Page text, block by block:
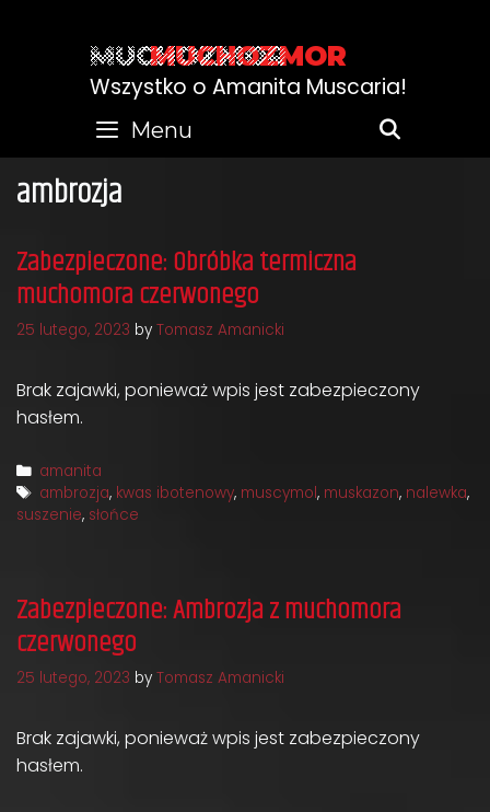
MUCHOZMOR
Wszystko o Amanita Muscaria!
Menu
ambrozja
Zabezpieczone: Obróbka termiczna
muchomora czerwonego
25 lutego, 2023 by Tomasz Amanicki
Brak zajawki, ponieważ wpis jest zabezpieczony
hasłem.
Categories
amanita
Tags
ambrozja, kwas ibotenowy, muscymol, muskazon, nalewka,
suszenie, słońce
Zabezpieczone: Ambrozja z muchomora
czerwonego
25 lutego, 2023 by Tomasz Amanicki
Brak zajawki, ponieważ wpis jest zabezpieczony
hasłem.